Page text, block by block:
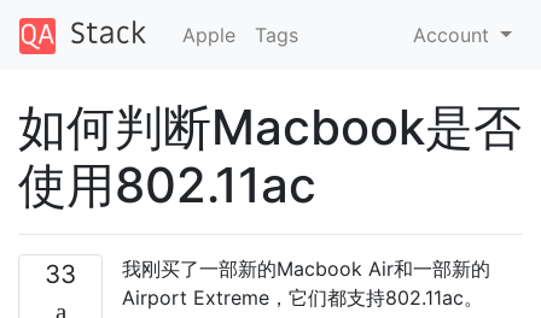
Apple Tags Account
如何判断Macbook是否
使用802.11ac
33
我刚买了一部新的Macbook Air和一部新的
Airport Extreme，它们都支持802.11ac。